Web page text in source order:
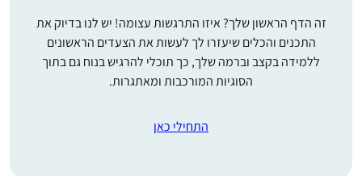
זה הדף הראשון שלך? איזו התרגשות עצומה! יש לנו בדיוק את
התכנים והכלים שיעזרו לך לעשות את הצעדים הראשונים
ללמידה בקצב וברמה שלך, כך תוכלי להרגיש בנוח גם בתוך
הסוגיות המורכבות ומאתגרות.
התחילי כאן